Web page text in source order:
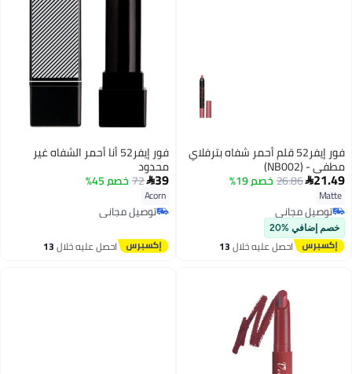
فور إيفر52 قلم أحمر شفاه بترفلاي
مطفي - (NB002)
21.49
26.86خصم 19%
Matte
توصيل مجاني
توصيل مجاني
خصم إضافي %20
احصل عليه خلال13
20
فور إيفر52 أنا أحمر الشفاه غير
محدود
39
72 خصم 45%
Acorn
توصيل مجاني
توصيل مجاني
احصل عليه خلال13